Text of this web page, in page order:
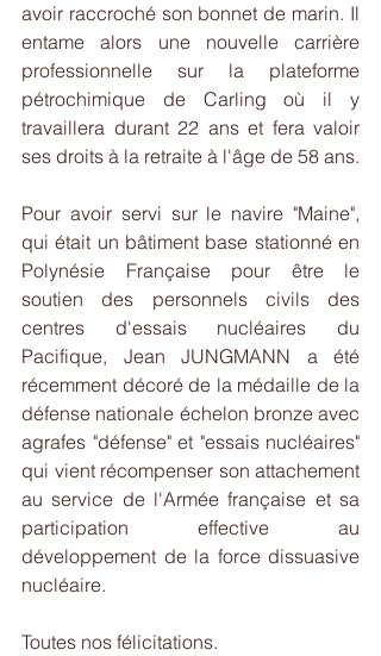
avoir raccroché son bonnet de marin. Il
entame alors une nouvelle carrière
professionnelle sur la plateforme
pétrochimique de Carling où il y
travaillera durant 22 ans et fera valoir
ses droits à la retraite à l'âge de 58 ans.
Pour avoir servi sur le navire "Maine",
qui était un bâtiment base stationné en
Polynésie Française pour être le
soutien des personnels civils des
centres d'essais nucléaires du
Pacifique, Jean JUNGMANN a été
récemment décoré de la médaille de la
défense nationale échelon bronze avec
agrafes "défense" et "essais nucléaires"
qui vient récompenser son attachement
au service de l'Armée française et sa
participation effective au
développement de la force dissuasive
nucléaire.
Toutes nos félicitations.